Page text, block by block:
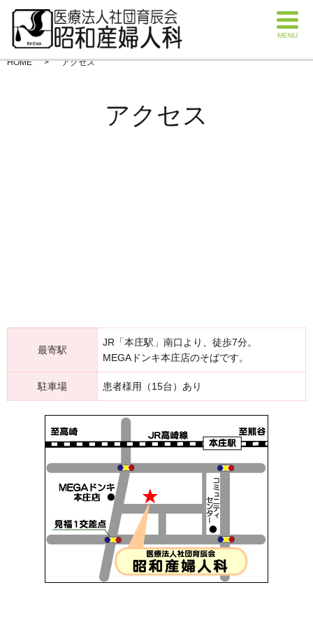
MENU
HOME アクセス
アクセス
最寄駅
JR「本庄駅」南口より、徒歩7分。
MEGAドンキ本庄店のそばです。
駐車場 患者様用（15台）あり